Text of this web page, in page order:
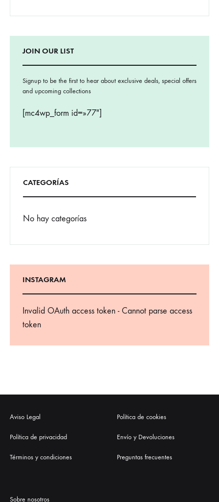
JOIN OUR LIST
Signup to be the first to hear about exclusive deals, special offers
and upcoming collections
[mc4wp_form id=»77″]
CATEGORÍAS
No hay categorías
INSTAGRAM
Invalid OAuth access token - Cannot parse access
token
Aviso Legal
Política de privacidad
Términos y condiciones
Política de cookies
Envío y Devoluciones
Preguntas frecuentes
Sobre nosotros